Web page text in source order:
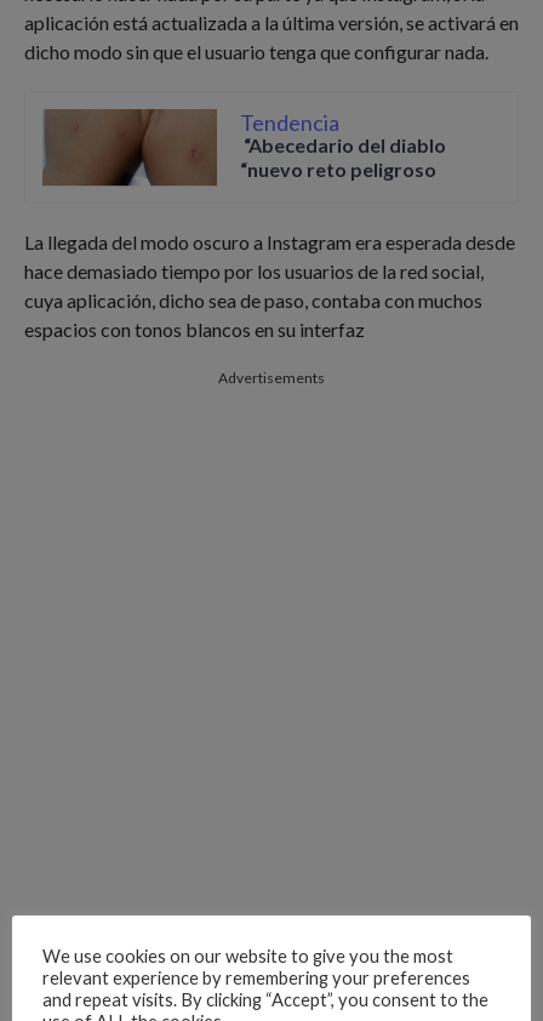
aplicación está actualizada a la última versión, se activará en
dicho modo sin que el usuario tenga que configurar nada.
Tendencia
“Abecedario del diablo
“nuevo reto peligroso
La llegada del modo oscuro a Instagram era esperada desde
hace demasiado tiempo por los usuarios de la red social,
cuya aplicación, dicho sea de paso, contaba con muchos
espacios con tonos blancos en su interfaz
Advertisements
La mayor ventaja de este modo es que reduce la fatiga
We use cookies on our website to give you the most
relevant experience by remembering your preferences
and repeat visits. By clicking “Accept”, you consent to the